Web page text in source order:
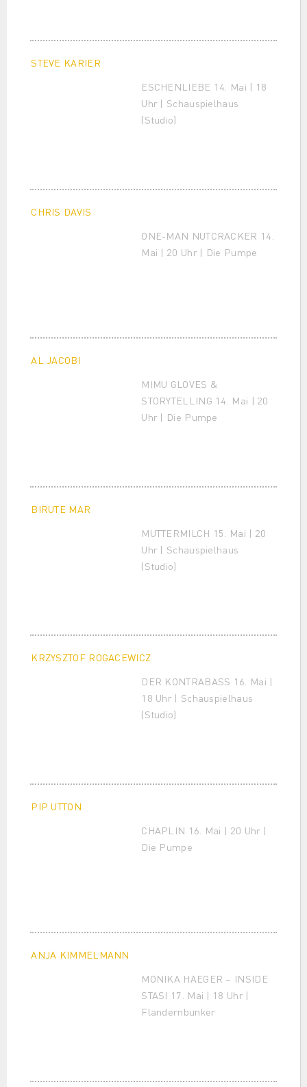
STEVE KARIER
ESCHENLIEBE 14. Mai | 18
Uhr | Schauspielhaus
(Studio)
CHRIS DAVIS
ONE-MAN NUTCRACKER 14.
Mai | 20 Uhr | Die Pumpe
AL JACOBI
MIMU GLOVES &
STORYTELLING 14. Mai | 20
Uhr | Die Pumpe
BIRUTE MAR
MUTTERMILCH 15. Mai | 20
Uhr | Schauspielhaus
(Studio)
KRZYSZTOF ROGACEWICZ
DER KONTRABASS 16. Mai |
18 Uhr | Schauspielhaus
(Studio)
PIP UTTON
CHAPLIN 16. Mai | 20 Uhr |
Die Pumpe
ANJA KIMMELMANN
MONIKA HAEGER – INSIDE
STASI 17. Mai | 18 Uhr |
Flandernbunker